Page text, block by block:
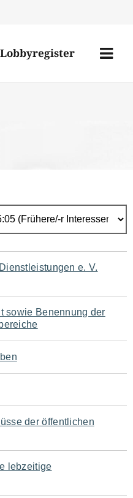
Lobbyregister
Menü
e. V.
sowie Benennung der
der öffentlichen
lebzeitige